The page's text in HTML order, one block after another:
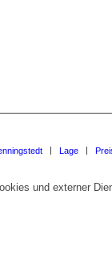
Lage
und externer